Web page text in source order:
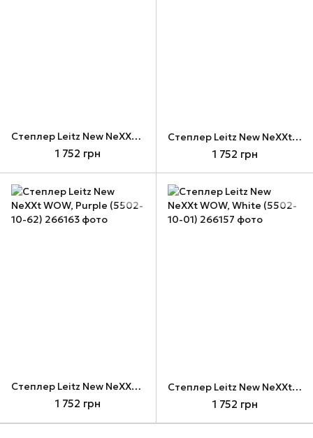
Cтеплер Leitz New NeXXt WOW, Green (5502-10-54)
1 752 грн
Cтеплер Leitz New NeXXt WOW, Pink (5502-10-23)
1 752 грн
Cтеплер Leitz New NeXXt WOW, Purple (5502-10-62)
1 752 грн
Cтеплер Leitz New NeXXt WOW, White (5502-10-01)
1 752 грн